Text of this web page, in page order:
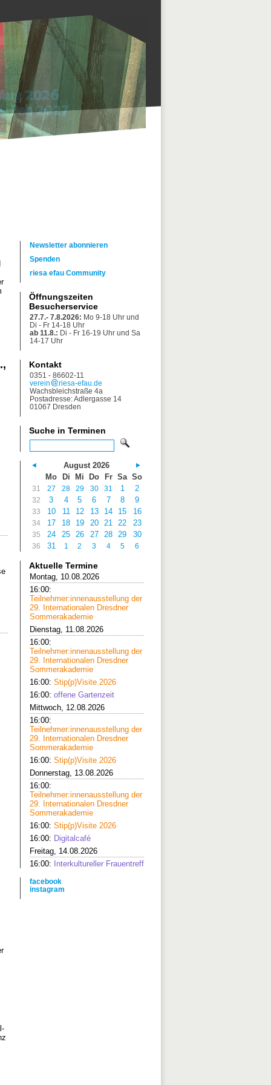
Newsletter abonnieren
Spenden
riesa efau Community
Öffnungszeiten
Besucherservice
27.7.- 7.8.2026: Mo 9-18 Uhr und
Di - Fr 14-18 Uhr
ab 11.8.: Di - Fr 16-19 Uhr und Sa
14-17 Uhr
Kontakt
0351 - 86602-11
verein
riesa-efau.de
Wachsbleichstraße 4a
Postadresse: Adlergasse 14
01067 Dresden
Suche in Terminen
August 2026
Mo
Di Mi Do Fr Sa So
31 27 28 29 30 31 1 2
32 3 4 5 6 7 8 9
33 10 11 12 13 14 15 16
34 17 18 19 20 21 22 23
35 24 25 26 27 28 29 30
36 31 1 2 3 4 5 6
Aktuelle Termine
Montag, 10.08.2026
16:00:
Teilnehmer:innenausstellung der
29. Internationalen Dresdner
Sommerakademie
Dienstag, 11.08.2026
16:00:
Teilnehmer:innenausstellung der
29. Internationalen Dresdner
Sommerakademie
16:00: Stip(p)Visite 2026
16:00: offene Gartenzeit
Mittwoch, 12.08.2026
16:00:
Teilnehmer:innenausstellung der
29. Internationalen Dresdner
Sommerakademie
16:00: Stip(p)Visite 2026
Donnerstag, 13.08.2026
16:00:
Teilnehmer:innenausstellung der
29. Internationalen Dresdner
Sommerakademie
16:00: Stip(p)Visite 2026
16:00: Digitalcafé
Freitag, 14.08.2026
16:00:
Interkultureller Frauentreff
facebook
instagram